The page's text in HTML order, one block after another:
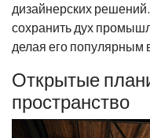
дизайнерских
сохранить дух
делая его
Открытые
пространство